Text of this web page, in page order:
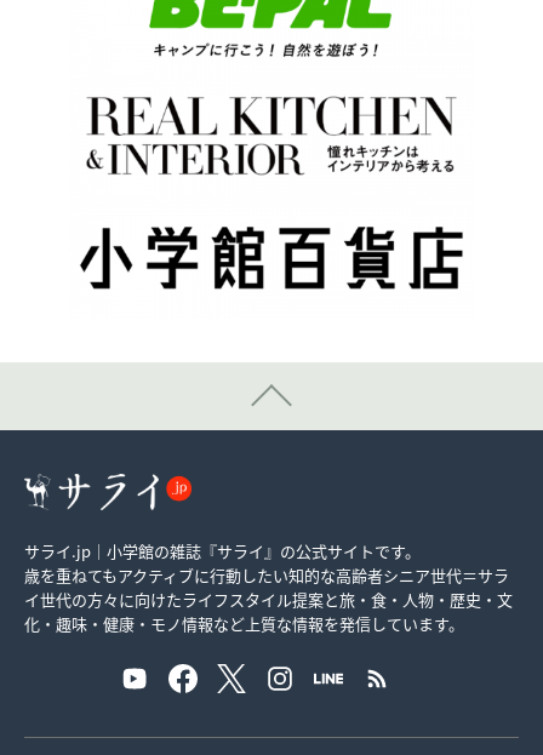
サライ.jp｜小学館の雑誌『サライ』の公式サイトです。
歳を重ねてもアクティブに行動したい知的な高齢者シニア世代＝サラ
イ世代の方々に向けたライフスタイル提案と旅・食・人物・歴史・文
化・趣味・健康・モノ情報など上質な情報を発信しています。